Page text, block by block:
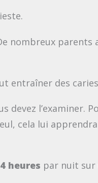
parents
entraîner des
devez
cela lui
heures par nuit sur